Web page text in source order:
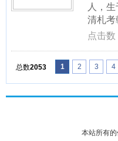
人，
清札考
点击
总数2053 1 2 3 4
本站所有